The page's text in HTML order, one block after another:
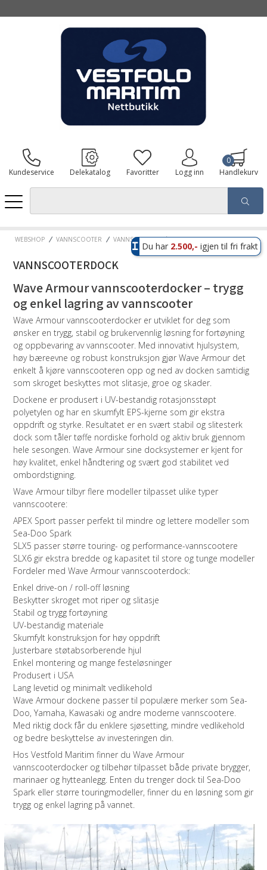
Kundeservice Delekatalog Favoritter Logg inn Handlekurv
0
WEBSHOP VANNSCOOTER VANNSCOOTER VANNSCOOTERDOCK
Du har 2.500,- igjen til fri frakt
VANNSCOOTERDOCK
Wave Armour vannscooterdocker – trygg
og enkel lagring av vannscooter
Wave Armour vannscooterdocker er utviklet for deg som
ønsker en trygg, stabil og brukervennlig løsning for fortøyning
og oppbevaring av vannscooter. Med innovativt hjulsystem,
høy bæreevne og robust konstruksjon gjør Wave Armour det
enkelt å kjøre vannscooteren opp og ned av docken samtidig
som skroget beskyttes mot slitasje, groe og skader.
Dockene er produsert i UV-bestandig rotasjonsstøpt
polyetylen og har en skumfylt EPS-kjerne som gir ekstra
oppdrift og styrke. Resultatet er en svært stabil og slitesterk
dock som tåler tøffe nordiske forhold og aktiv bruk gjennom
hele sesongen. Wave Armour sine docksystemer er kjent for
høy kvalitet, enkel håndtering og svært god stabilitet ved
ombordstigning.
Wave Armour tilbyr flere modeller tilpasset ulike typer
vannscootere:
APEX Sport passer perfekt til mindre og lettere modeller som
Sea-Doo Spark
SLX5 passer større touring- og performance-vannscootere
SLX6 gir ekstra bredde og kapasitet til store og tunge modeller
Fordeler med Wave Armour vannscooterdock:
Enkel drive-on / roll-off løsning
Beskytter skroget mot riper og slitasje
Stabil og trygg fortøyning
UV-bestandig materiale
Skumfylt konstruksjon for høy oppdrift
Justerbare støtabsorberende hjul
Enkel montering og mange festeløsninger
Produsert i USA
Lang levetid og minimalt vedlikehold
Wave Armour dockene passer til populære merker som Sea-
Doo, Yamaha, Kawasaki og andre moderne vannscootere.
Med riktig dock får du enklere sjøsetting, mindre vedlikehold
og bedre beskyttelse av investeringen din.
Hos Vestfold Maritim finner du Wave Armour
vannscooterdocker og tilbehør tilpasset både private brygger,
marinaer og hytteanlegg. Enten du trenger dock til Sea-Doo
Spark eller større touringmodeller, finner du en løsning som gir
trygg og enkel lagring på vannet.